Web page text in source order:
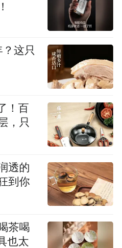
这只
！百
，只
透的
到你
茶喝
也太